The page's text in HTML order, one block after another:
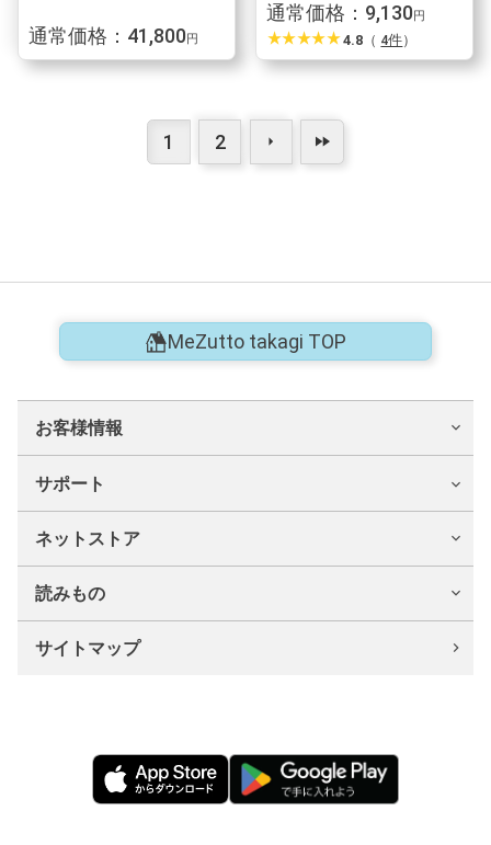
通常価格：41,800円
通常価格：9,130円
star_ratestar_ratestar_ratestar_ratestar_rate 4.8 （ 4件）
1 2 arrow_right fast_forward
MeZutto takagi TOP
お客様情報
サポート
ネットストア
読みもの
サイトマップ